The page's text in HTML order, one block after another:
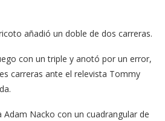
añadió un doble de dos carreras.
con un triple y anotó por un error,
carreras ante el relevista Tommy
Nacko con un cuadrangular de